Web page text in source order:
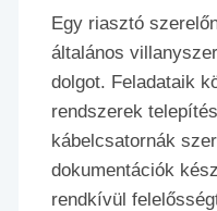
Egy riasztó
általános
dolgot. Feladataik
rendszerek
kábelcsatornák
dokumentációk
rendkívül